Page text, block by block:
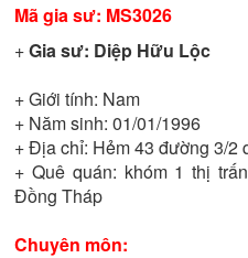
Mã gia sư: MS3026
+Gia sư: Diệp Hữu Lộc
+ Giới tính: Nam
+ Năm sinh: 01/01/1996
+ Địa chỉ: Hẻm 43 đường 3/2
+ Quê quán: khóm 1 thị
Đồng Tháp
Chuyên môn: